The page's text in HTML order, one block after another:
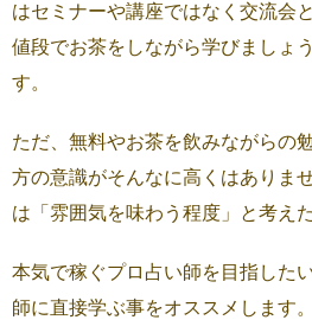
はセミナーや講座ではなく交流会
値段でお茶をしながら学びましょ
す。
ただ、無料やお茶を飲みながらの
方の意識がそんなに高くはありま
は「雰囲気を味わう程度」と考え
本気で稼ぐプロ占い師を目指した
師に直接学ぶ事をオススメします。